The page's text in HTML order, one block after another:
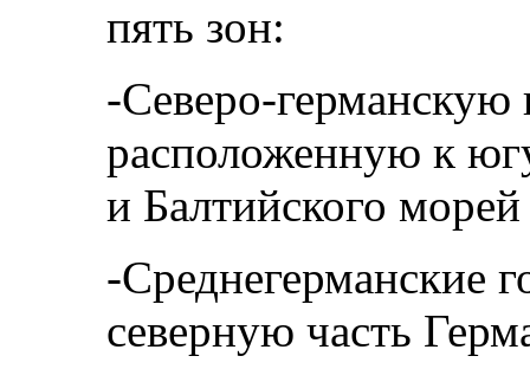
пять зон:
-Северо-германскую
расположенную к
и Балтийского
-Среднегерманские
северную часть